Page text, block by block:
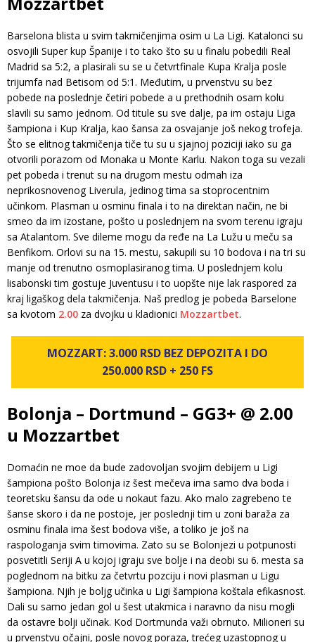
Barselona blista u svim takmičenjima osim u La Ligi. Katalonci su
osvojili Super kup Španije i to tako što su u finalu pobedili Real
Madrid sa 5:2, a plasirali su se u četvrtfinale Kupa Kralja posle
trijumfa nad Betisom od 5:1. Međutim, u prvenstvu su bez
pobede na poslednje četiri pobede a u prethodnih osam kolu
slavili su samo jednom. Od titule su sve dalje, pa im ostaju Liga
šampiona i Kup Kralja, kao šansa za osvajanje još nekog trofeja.
Što se elitnog takmičenja tiče tu su u sjajnoj poziciji iako su ga
otvorili porazom od Monaka u Monte Karlu. Nakon toga su vezali
pet pobeda i trenut su na drugom mestu odmah iza
neprikosnovenog Liverula, jedinog tima sa stoprocentnim
učinkom. Plasman u osminu finala i to na direktan način, ne bi
smeo da im izostane, pošto u poslednjem na svom terenu igraju
sa Atalantom. Sve dileme mogu da ređe na La Lužu u meču sa
Benfikom. Orlovi su na 15. mestu, sakupili su 10 bodova i na tri su
manje od trenutno osmoplasiranog tima. U poslednjem kolu
lisabonski tim gostuje Juventusu i to uopšte nije lak raspored za
kraj ligaškog dela takmičenja. Naš predlog je pobeda Barselone
sa kvotom 2.00 za dvojku u kladionici Mozzartbet.
MOZZART: 3.000 RSD BEZ DEPOZITA I DO
250.000 RSD + 250 FS
Bolonja – Dortmund – GG3+ @ 2.00
u Mozzartbet
Domaćin ne moe da bude zadovoljan svojim debijem u Ligi
šampiona pošto Bolonja iz šest mečeva ima samo dva boda i
teoretsku šansu da ode u nokaut fazu. Ako malo zagrebeno te
šanse skoro i da ne postoje, jer poslednji tim u zoni baraža za
osminu finala ima šest bodova više, a toliko je još na
raspologanja svim timovima. Zato su se Bolonjezi u potpunosti
posvetitli Seriji A u kojoj igraju sve bolje i na deobi su 6. mesta sa
poglednom na bitku za četvrtu pozciju i novi plasman u Ligu
šampiona. Njih je boljg učinka u Ligi šampiona koštala efikasnost.
Dali su samo jedan gol u šest utakmica i naravno da nisu mogli
da ostavre bolji učinak. Kod Dortmunda važi obrnuto. Milioneri su
u prvenstvu očajni, posle novog poraza, trećeg uzastopnog u